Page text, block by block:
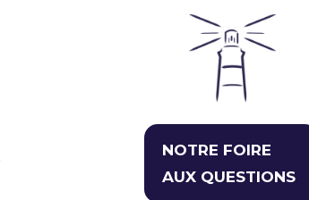
NOTRE FOIRE
AUX QUESTIONS